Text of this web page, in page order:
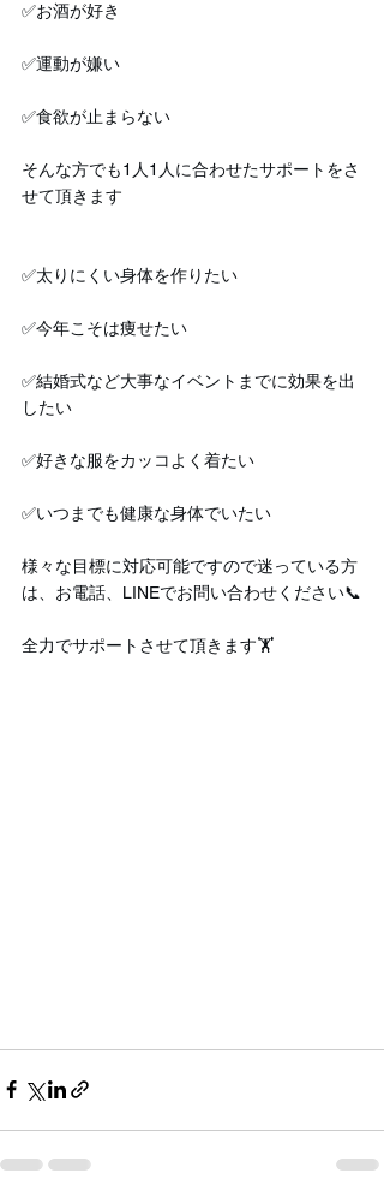
✅お酒が好き
✅運動が嫌い
✅食欲が止まらない
そんな方でも1人1人に合わせたサポートをさ
せて頂きます
✅太りにくい身体を作りたい
✅今年こそは痩せたい
✅結婚式など大事なイベントまでに効果を出
したい
✅好きな服をカッコよく着たい
✅いつまでも健康な身体でいたい
様々な目標に対応可能ですので迷っている方
は、お電話、LINEでお問い合わせください📞
全力でサポートさせて頂きます🏋️